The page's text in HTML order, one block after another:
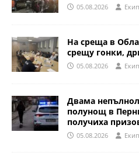
05.08.2026
На среща в
срещу гонки,
05.08.2026
Двама
полунощ в
получиха
05.08.2026